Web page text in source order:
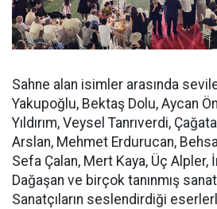
Sahne alan isimler arasında
Yakupoğlu, Bektaş Dolu, Aycan
Yıldırım, Veysel Tanrıverdi,
Arslan, Mehmet Erdurucan,
Sefa Çalan, Mert Kaya, Üç Alpler,
Dağaşan ve birçok tanınmış
Sanatçıların seslendirdiği